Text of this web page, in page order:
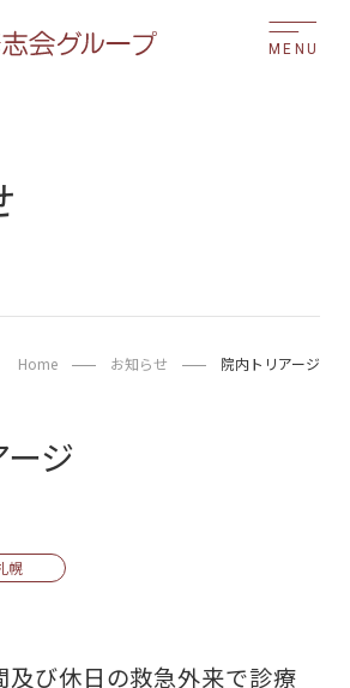
MENU
Home お知らせ 院内トリアージ
ジ
幌
及び休日の救急外来で診療